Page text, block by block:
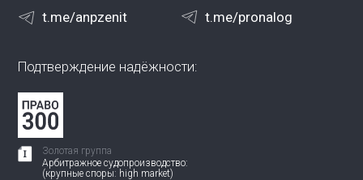
t.me/anpzenit t.me/pronalog
Подтверждение надёжности:
Золотая группа
Арбитражное судопроизводство:
(крупные споры: high market)